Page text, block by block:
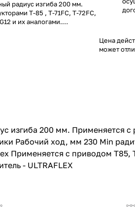
радиус изгиба 200 мм.
T-85 , T-71FC, T-72FC,
и их аналогами.
230 Min радиус изгиба, мм
15" Совместимость с
Цена
может
изгиба 200 мм. Применяется с
Рабочий ход, мм 230 Min
Применяется с приводом T85,
- ULTRAFLEX